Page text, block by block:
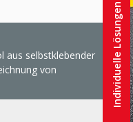
aus selbstklebender
von
Individuelle Lösungen